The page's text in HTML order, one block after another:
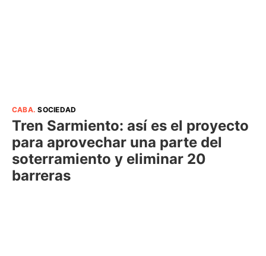
CABA.SOCIEDAD
Tren Sarmiento: así es el proyecto
para aprovechar una parte del
soterramiento y eliminar 20
barreras